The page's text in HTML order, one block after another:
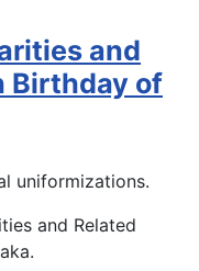
and
Birthday of
uniformizations.
and Related